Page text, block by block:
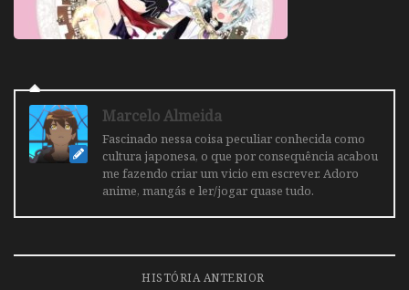
Marcelo Almeida
Fascinado nessa coisa peculiar conhecida como
cultura japonesa, o que por consequência acabou
me fazendo criar um vicio em escrever. Adoro
anime, mangás e ler/jogar quase tudo.
HISTÓRIA ANTERIOR